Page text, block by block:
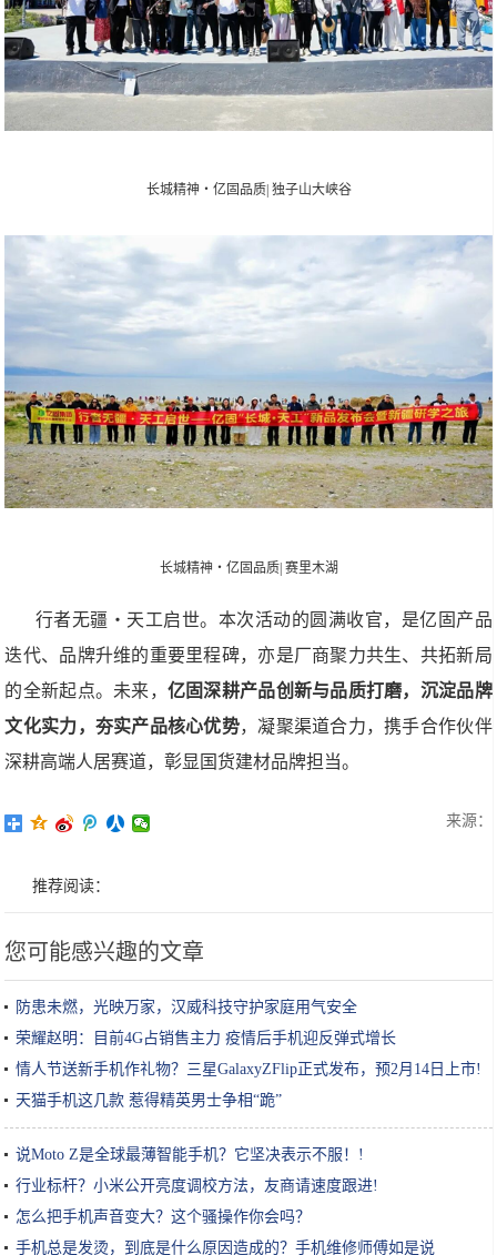
长城精神・亿固品质| 独子山大峡谷
长城精神・亿固品质| 赛里木湖
行者无疆・天工启世。本次活动的圆满收官，是亿固产品
迭代、品牌升维的重要里程碑，亦是厂商聚力共生、共拓新局
的全新起点。未来， 亿固深耕产品创新与品质打磨，沉淀品牌
文化实力，夯实产品核心优势，凝聚渠道合力，携手合作伙伴
深耕高端人居赛道，彰显国货建材品牌担当。
来源：
推荐阅读：
您可能感兴趣的文章
防患未燃，光映万家，汉威科技守护家庭用气安全
荣耀赵明：目前4G占销售主力 疫情后手机迎反弹式增长
情人节送新手机作礼物？三星GalaxyZFlip正式发布，预2月14日上市!
天猫手机这几款 惹得精英男士争相“跪”
说Moto Z是全球最薄智能手机？它坚决表示不服！!
行业标杆？小米公开亮度调校方法，友商请速度跟进!
怎么把手机声音变大？这个骚操作你会吗？
手机总是发烫，到底是什么原因造成的？手机维修师傅如是说